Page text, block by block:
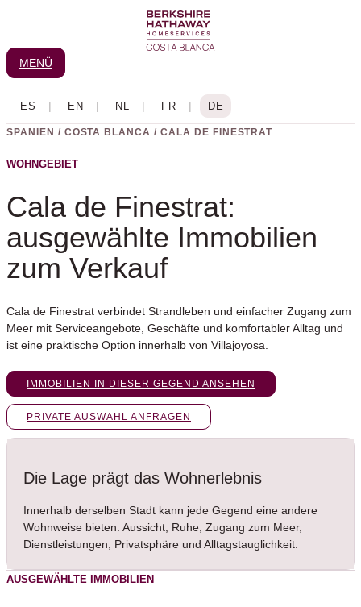
wechseln
MENÜ
SPANIEN / COSTA BLANCA / CALA DE FINESTRAT
WOHNGEBIET
Cala de Finestrat:
ausgewählte Immobilien
zum Verkauf
Cala de Finestrat verbindet Strandleben und einfacher Zugang zum
Meer mit Serviceangebote, Geschäfte und komfortabler Alltag und
ist eine praktische Option innerhalb von Villajoyosa.
IMMOBILIEN IN DIESER GEGEND ANSEHEN
PRIVATE AUSWAHL ANFRAGEN
Die Lage prägt das Wohnerlebnis
Innerhalb derselben Stadt kann jede Gegend eine andere
Wohnweise bieten: Aussicht, Ruhe, Zugang zum Meer,
Dienstleistungen, Privatsphäre und Alltagstauglichkeit.
AUSGEWÄHLTE IMMOBILIEN